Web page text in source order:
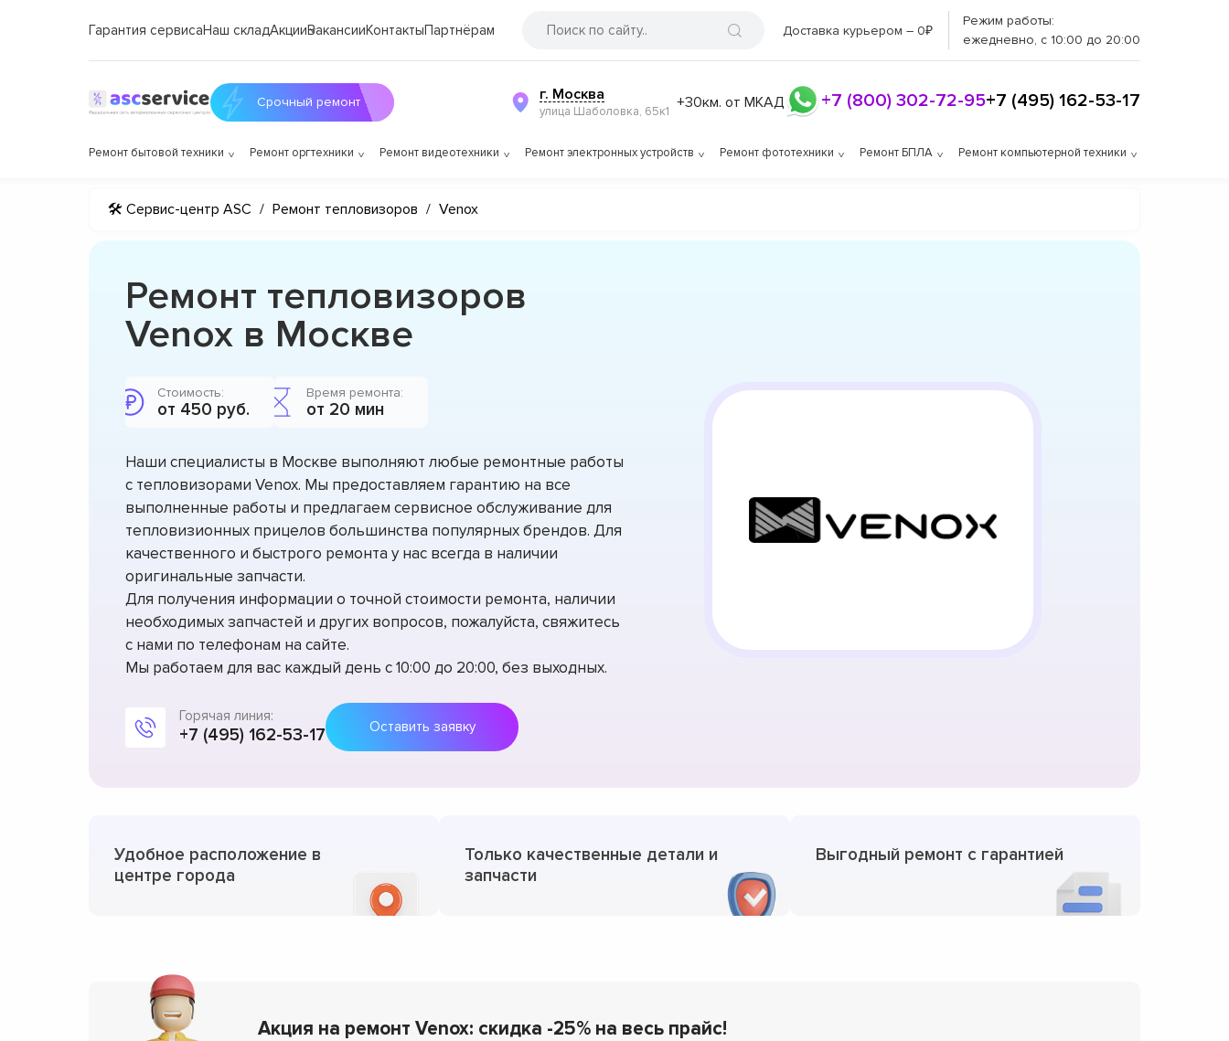
Гарантия сервисаНаш складАкцииВакансииКонтактыПартнёрам Доставка курьером – 0₽
Режим работы:
ежедневно, с 10:00 до 20:00
Срочный ремонт г. Москва
улица Шаболовка, 65к1 +30км. от МКАД +7 (800) 302-72-95+7 (495) 162-53-17
Ремонт бытовой техники Ремонт оргтехники Ремонт видеотехники Ремонт электронных устройств Ремонт фототехники Ремонт БПЛА Ремонт компьютерной техники
🛠 Сервис-центр ASC / Ремонт тепловизоров / Venox
Ремонт тепловизоров
Venox в Москве
Стоимость:
от 450 руб.
Время ремонта:
от 20 мин
Наши специалисты в Москве выполняют любые ремонтные работы
с тепловизорами Venox. Мы предоставляем гарантию на все
выполненные работы и предлагаем сервисное обслуживание для
тепловизионных прицелов большинства популярных брендов. Для
качественного и быстрого ремонта у нас всегда в наличии
оригинальные запчасти.
Для получения информации о точной стоимости ремонта, наличии
необходимых запчастей и других вопросов, пожалуйста, свяжитесь
с нами по телефонам на сайте.
Мы работаем для вас каждый день с 10:00 до 20:00, без выходных.
Горячая линия:
+7 (495) 162-53-17 Оставить заявку
Удобное расположение в
центре города
Только качественные детали и
запчасти
Выгодный ремонт с гарантией
Акция на ремонт Venox: скидка -25% на весь прайс!